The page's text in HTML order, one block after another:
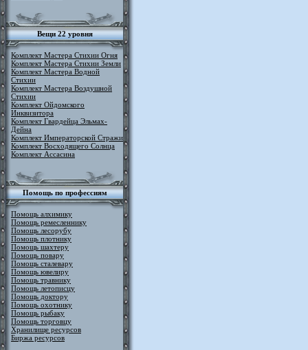
Вещи 22 уровня
Комплект Мастера Стихии Огня
Комплект Мастера Стихии Земли
Комплект Мастера Водной
Стихии
Комплект Мастера Воздушной
Стихии
Комплект Ойдомского
Инквизитора
Комплект Гвардейца Эльмах-
Дейна
Комплект Императорской Стражи
Комплект Восходящего Солнца
Комплект Ассасина
Помощь по профессиям
Помощь алхимику
Помощь ремесленнику
Помощь лесорубу
Помощь плотнику
Помощь шахтеру
Помощь повару
Помощь сталевару
Помощь ювелиру
Помощь травнику
Помощь летописцу
Помощь доктору
Помощь охотнику
Помощь рыбаку
Помощь торговцу
Хранилище ресурсов
Биржа ресурсов